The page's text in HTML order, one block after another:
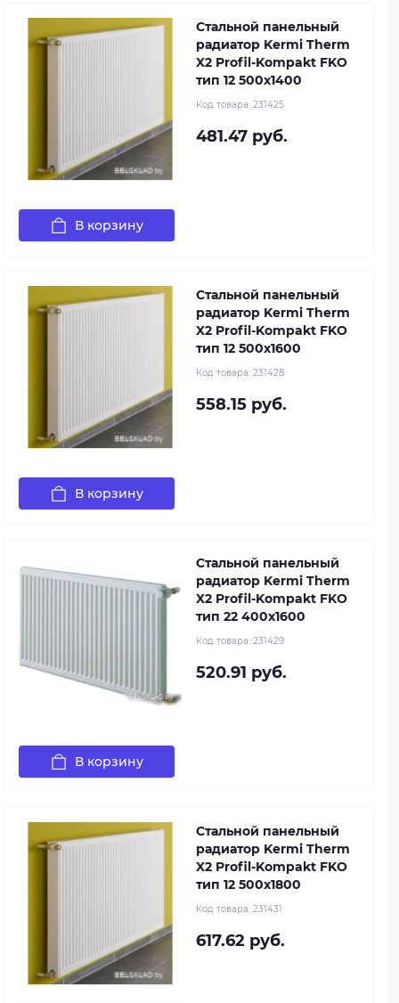
Стальной панельный
радиатор Kermi Therm
X2 Profil-Kompakt FKO
тип 12 500x1400
Код товара: 231425
481.47 руб.
В корзину
Стальной панельный
радиатор Kermi Therm
X2 Profil-Kompakt FKO
тип 12 500x1600
Код товара: 231428
558.15 руб.
В корзину
Стальной панельный
радиатор Kermi Therm
X2 Profil-Kompakt FKO
тип 22 400x1600
Код товара: 231429
520.91 руб.
В корзину
Стальной панельный
радиатор Kermi Therm
X2 Profil-Kompakt FKO
тип 12 500x1800
Код товара: 231431
617.62 руб.